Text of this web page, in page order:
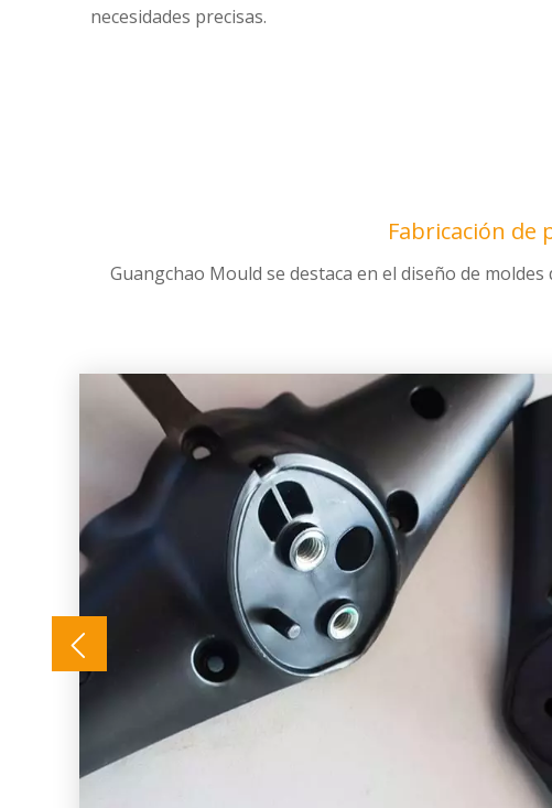
necesidades precisas.
Fabricación de
Guangchao Mould se destaca en el diseño de